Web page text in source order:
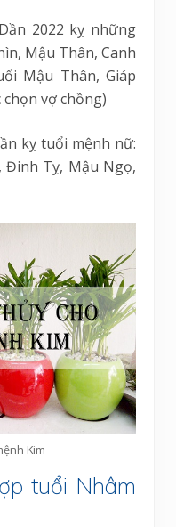
2022 kỵ những
Mậu Thân, Canh
Mậu Thân, Giáp
vợ chồng)
kỵ tuổi mệnh nữ:
Đinh Tỵ, Mậu Ngọ,
Kim
tuổi Nhâm